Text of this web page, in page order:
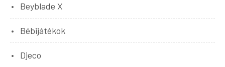
Beyblade X
Bébijátékok
Djeco